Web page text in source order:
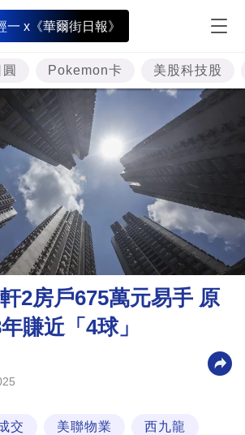
一 x《華爾街日報》
圓 Pokemon卡 美股科技股
2房戶675萬元易手 原
賺近「4球」
交 美聯物業 西九龍